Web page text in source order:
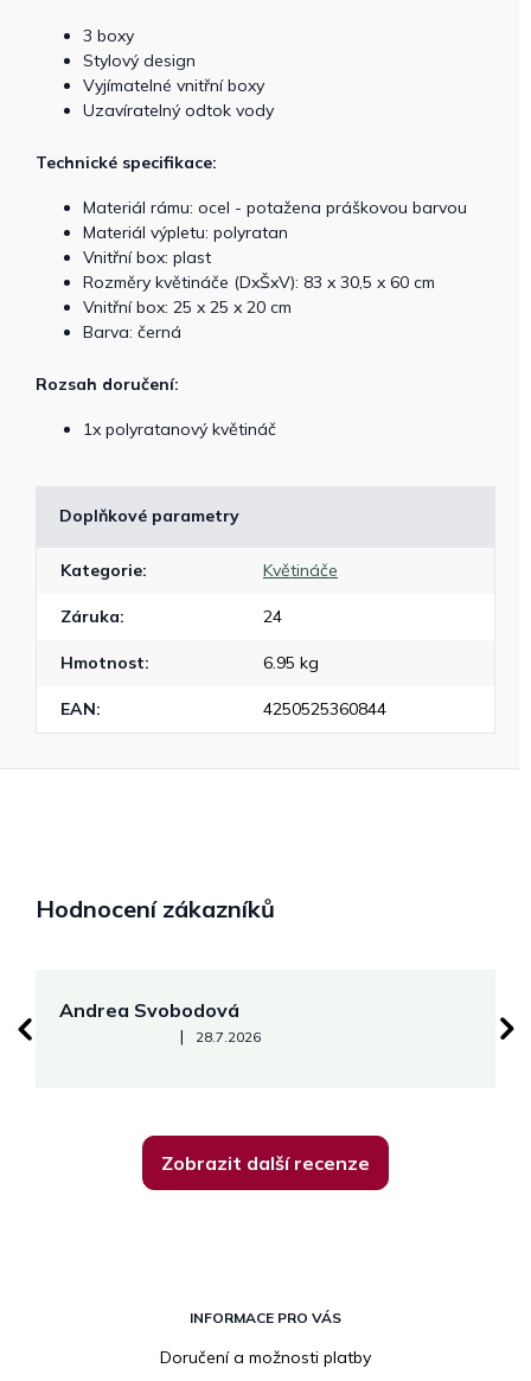
3 boxy
Stylový design
Vyjímatelné vnitřní boxy
Uzavíratelný odtok vody
Technické specifikace:
Materiál rámu: ocel - potažena práškovou barvou
Materiál výpletu: polyratan
Vnitřní box: plast
Rozměry květináče (DxŠxV): 83 x 30,5 x 60 cm
Vnitřní box: 25 x 25 x 20 cm
Barva: černá
Rozsah doručení:
1x polyratanový květináč
Doplňkové parametry
Kategorie: Květináče
Záruka: 24
Hmotnost: 6.95 kg
EAN: 4250525360844
Hodnocení zákazníků
Andrea Svobodová
Hodnocení obchodu je 5 z 5 hvězdiček.
| 28.7.2026
Zobrazit další recenze
INFORMACE PRO VÁS
Doručení a možnosti platby